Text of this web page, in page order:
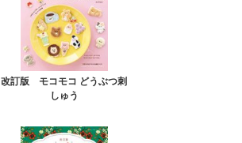
改訂版 モコモコ どうぶつ刺
しゅう